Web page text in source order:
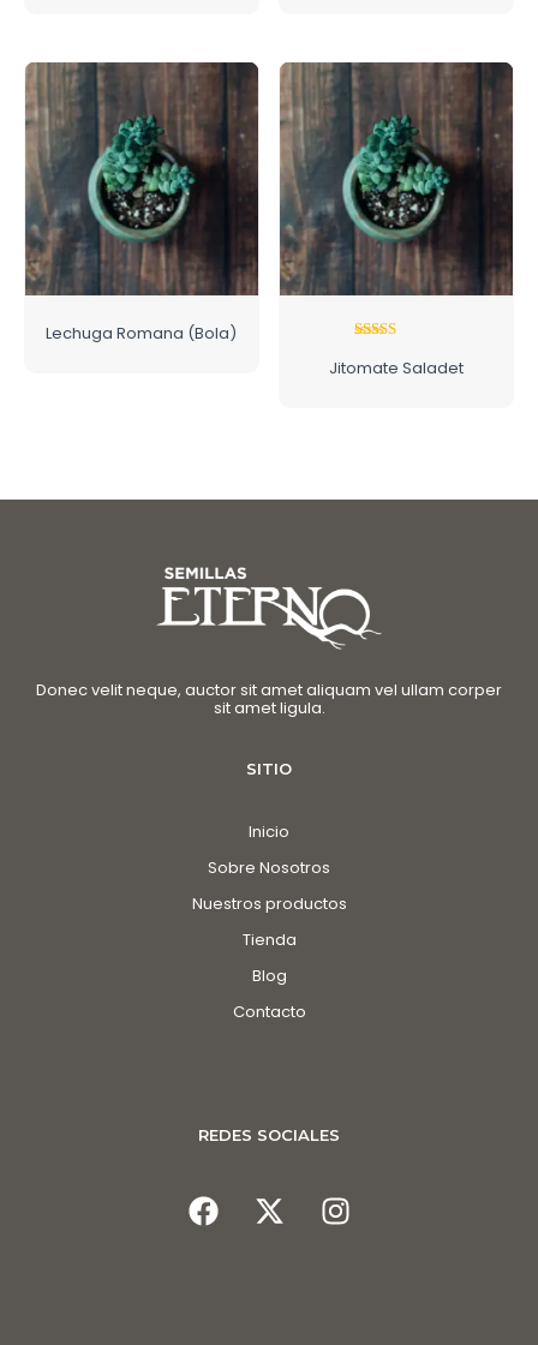
Lechuga Romana (Bola)
5.00
Jitomate Saladet
Donec velit neque, auctor sit amet aliquam vel ullam corper
sit amet ligula.
SITIO
Inicio
Sobre Nosotros
Nuestros productos
Tienda
Blog
Contacto
REDES SOCIALES